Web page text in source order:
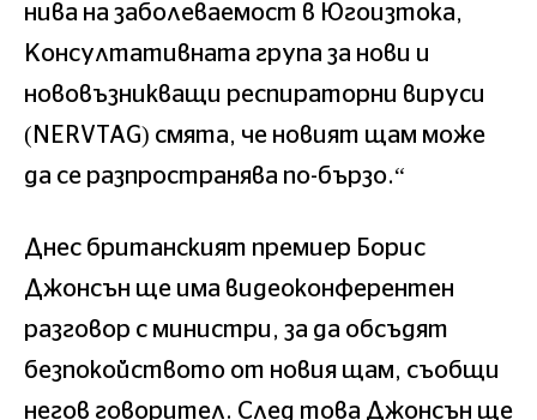
нива на заболеваемост в Югоизтока,
Консултативната група за нови и
нововъзникващи респираторни вируси
(NERVTAG) смята, че новият щам може
да се разпространява по-бързо.“
Днес британският премиер Борис
Джонсън ще има видеоконферентен
разговор с министри, за да обсъдят
безпокойството от новия щам, съобщи
негов говорител. След това Джонсън ще